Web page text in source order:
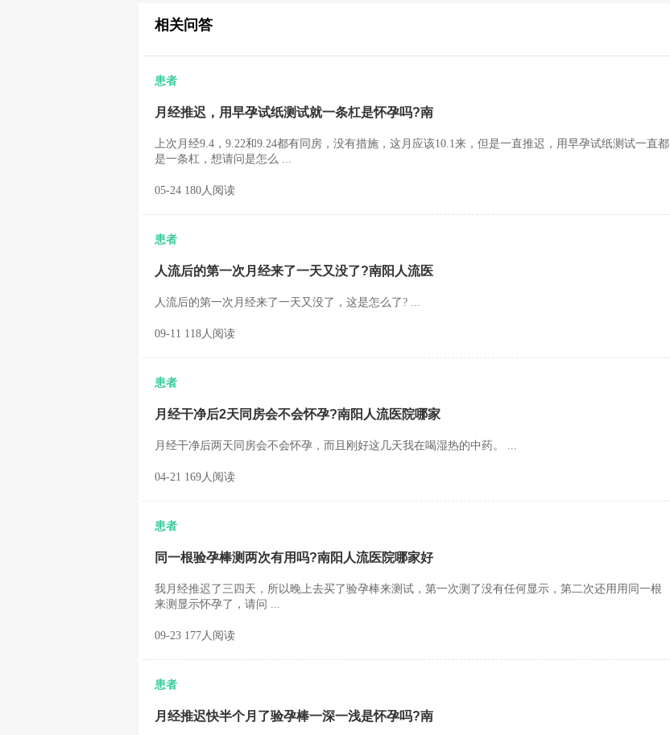
相关问答
患者
月经推迟，用早孕试纸测试就一条杠是怀孕吗?南
上次月经9.4，9.22和9.24都有同房，没有措施，这月应该10.1来，但是一直推迟，用早孕试纸测试一直都
是一条杠，想请问是怎么 ...
05-24 180人阅读
患者
人流后的第一次月经来了一天又没了?南阳人流医
人流后的第一次月经来了一天又没了，这是怎么了? ...
09-11 118人阅读
患者
月经干净后2天同房会不会怀孕?南阳人流医院哪家
月经干净后两天同房会不会怀孕，而且刚好这几天我在喝湿热的中药。 ...
04-21 169人阅读
患者
同一根验孕棒测两次有用吗?南阳人流医院哪家好
我月经推迟了三四天，所以晚上去买了验孕棒来测试，第一次测了没有任何显示，第二次还用用同一根
来测显示怀孕了，请问 ...
09-23 177人阅读
患者
月经推迟快半个月了验孕棒一深一浅是怀孕吗?南